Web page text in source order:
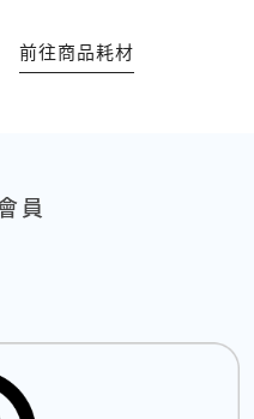
前往商品耗材
員